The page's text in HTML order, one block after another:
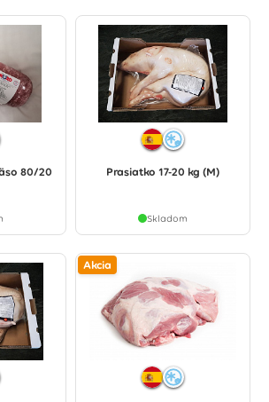
80/20
Prasiatko 17-20 kg (M)
Skladom
Akcia